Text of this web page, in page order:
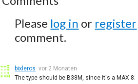
Please log in or register
comment.
bixlercs vor 2 Monaten
The type should be B38M, since it's a MAX 8.